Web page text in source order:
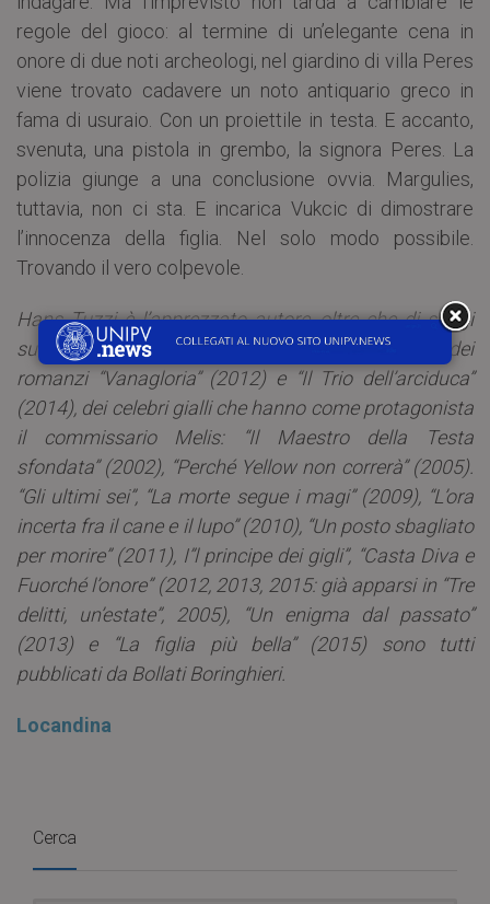
regole del gioco: al termine di un’elegante cena in
onore di due noti archeologi, nel giardino di villa Peres
viene trovato cadavere un noto antiquario greco in
fama di usuraio. Con un proiettile in testa. E accanto,
svenuta, una pistola in grembo, la signora Peres. La
polizia giunge a una conclusione ovvia. Margulies,
tuttavia, non ci sta. E incarica Vukcic di dimostrare
l’innocenza della figlia. Nel solo modo possibile.
Trovando il vero colpevole.
Hans Tuzzi è l’apprezzato autore, oltre che di saggi
sulla storia del libro e sul suo mercato antiquario e dei
romanzi “Vanagloria” (2012) e “Il Trio dell’arciduca”
(2014), dei celebri gialli che hanno come protagonista
il commissario Melis: “Il Maestro della Testa
sfondata” (2002), “Perché Yellow non correrà” (2005).
“Gli ultimi sei”, “La morte segue i magi” (2009), “L’ora
incerta fra il cane e il lupo” (2010), “Un posto sbagliato
per morire” (2011), I”l principe dei gigli”, “Casta Diva e
Fuorché l’onore” (2012, 2013, 2015: già apparsi in “Tre
delitti, un’estate”, 2005), “Un enigma dal passato”
(2013) e “La figlia più bella” (2015) sono tutti
pubblicati da Bollati Boringhieri.
Locandina
Cerca